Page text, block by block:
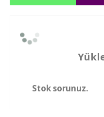
Stok sorunuz.